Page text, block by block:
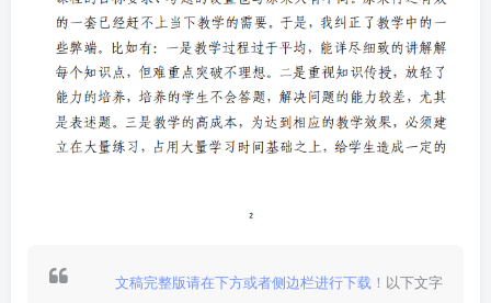
文稿完整版请在下方或者侧边栏进行下载！ 以下文字